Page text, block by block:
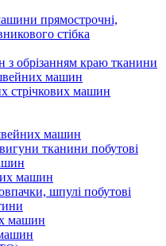
прямострочні,
стібка
з обрізанням краю тканини
машин
стрічкових машин
машин
тканини побутові
машин
шпулі побутові
машин